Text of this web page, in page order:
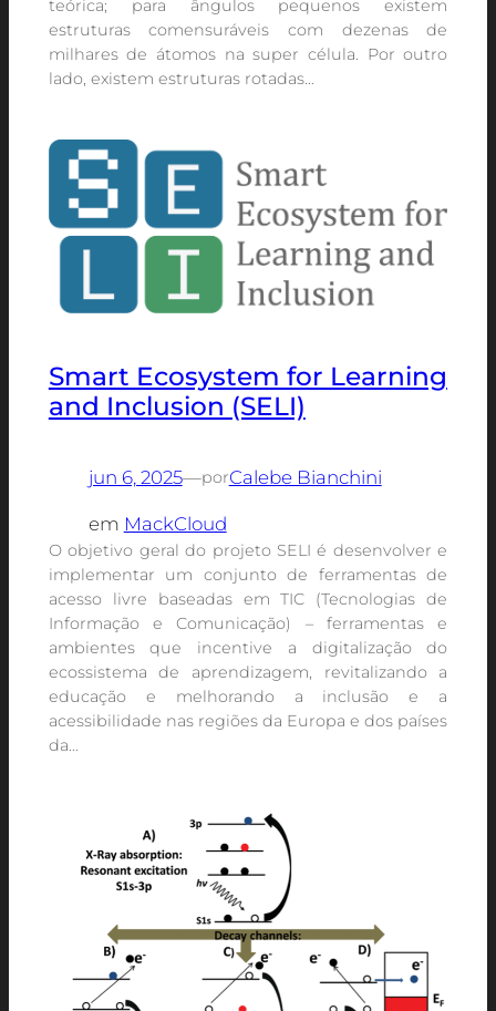
teórica; para ângulos pequenos existem
estruturas comensuráveis com dezenas de
milhares de átomos na super célula. Por outro
lado, existem estruturas rotadas…
Smart Ecosystem for Learning
and Inclusion (SELI)
jun 6, 2025—porCalebe Bianchini
em MackCloud
O objetivo geral do projeto SELI é desenvolver e
implementar um conjunto de ferramentas de
acesso livre baseadas em TIC (Tecnologias de
Informação e Comunicação) – ferramentas e
ambientes que incentive a digitalização do
ecossistema de aprendizagem, revitalizando a
educação e melhorando a inclusão e a
acessibilidade nas regiões da Europa e dos países
da…